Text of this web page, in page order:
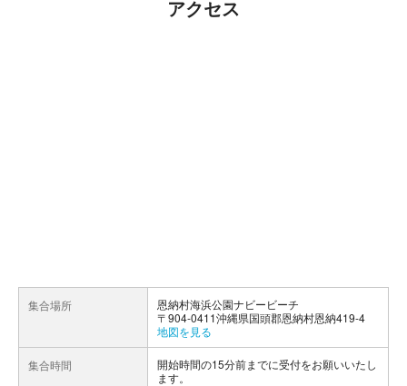
アクセス
集合場所
恩納村海浜公園ナビービーチ
〒904-0411沖縄県国頭郡恩納村恩納419-4
地図を見る
集合時間
開始時間の15分前までに受付をお願いいたし
ます。